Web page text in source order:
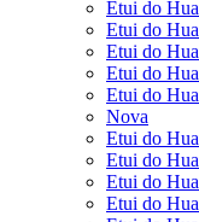
Etui do
Etui do
Etui do
Etui do
Etui do
Nova
Etui do
Etui do
Etui do
Etui do